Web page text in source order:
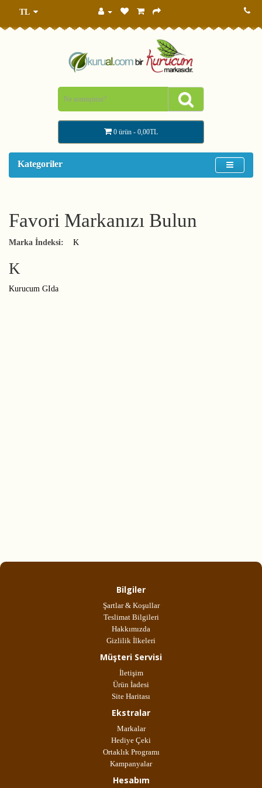
TL
0 ürün - 0,00TL
Kategoriler
Favori Markanızı Bulun
Marka İndeksi: K
K
Kurucum GIda
Bilgiler
Şartlar & Koşullar
Teslimat Bilgileri
Hakkımızda
Gizlilik İlkeleri
Müşteri Servisi
İletişim
Ürün İadesi
Site Haritası
Ekstralar
Markalar
Hediye Çeki
Ortaklık Programı
Kampanyalar
Hesabım